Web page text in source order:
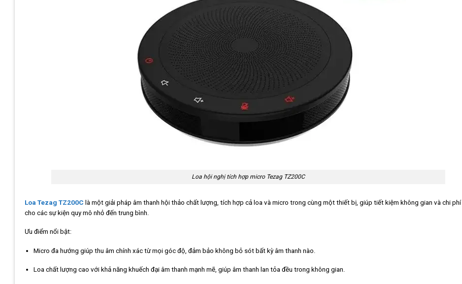
Loa hội nghị tích hợp micro Tezag TZ200C
Loa Tezag TZ200C là một giải pháp âm thanh hội thảo chất lượng, tích hợp cả loa và micro trong cùng một thiết bị, giúp tiết kiệm không gian và chi phí
cho các sự kiện quy mô nhỏ đến trung bình.
Ưu điểm nổi bật:
Micro đa hướng giúp thu âm chính xác từ mọi góc độ, đảm bảo không bỏ sót bất kỳ âm thanh nào.
Loa chất lượng cao với khả năng khuếch đại âm thanh mạnh mẽ, giúp âm thanh lan tỏa đều trong không gian.